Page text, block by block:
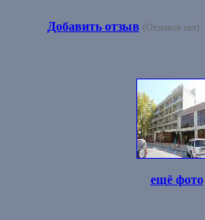
Добавить отзыв (Отзывов нет)
ещё фото